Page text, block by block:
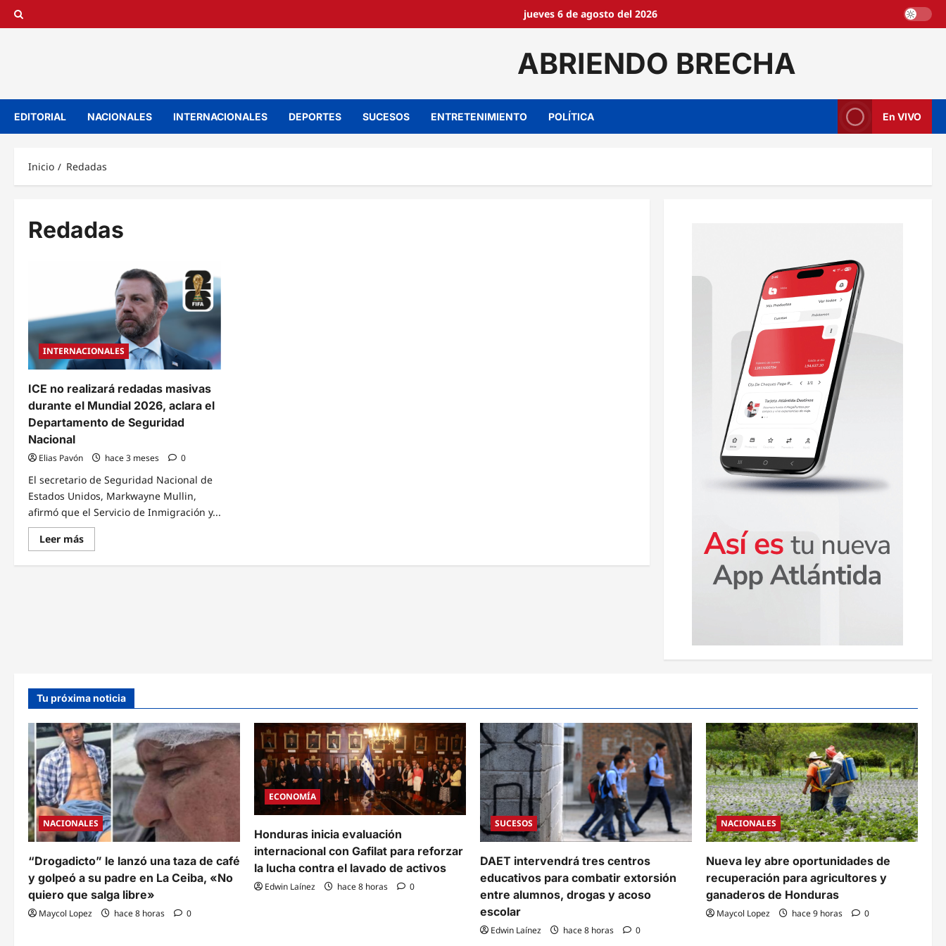
Saltar
jueves 6 de agosto del 2026
ABRIENDO BRECHA
EDITORIAL NACIONALES INTERNACIONALES DEPORTES SUCESOS ENTRETENIMIENTO POLÍTICA En VIVO
Inicio Redadas
Redadas
INTERNACIONALES
ICE no realizará redadas masivas
durante el Mundial 2026, aclara el
Departamento de Seguridad
Nacional
Elias Pavón hace 3 meses 0
El secretario de Seguridad Nacional de
Estados Unidos, Markwayne Mullin,
afirmó que el Servicio de Inmigración y...
Leer másRead
more
ICE
de
Seguridad
Nacional
Tu próxima noticia
NACIONALES
“Drogadicto” le lanzó una taza de café
y golpeó a su padre en La Ceiba, «No
quiero que salga libre»
Maycol Lopez hace 8 horas 0
ECONOMÍA
Honduras inicia evaluación
internacional con Gafilat para reforzar
la lucha contra el lavado de activos
Edwin Laínez hace 8 horas 0
SUCESOS
DAET intervendrá tres centros
educativos para combatir extorsión
entre alumnos, drogas y acoso
escolar
Edwin Laínez hace 8 horas 0
NACIONALES
Nueva ley abre oportunidades de
recuperación para agricultores y
ganaderos de Honduras
Maycol Lopez hace 9 horas 0